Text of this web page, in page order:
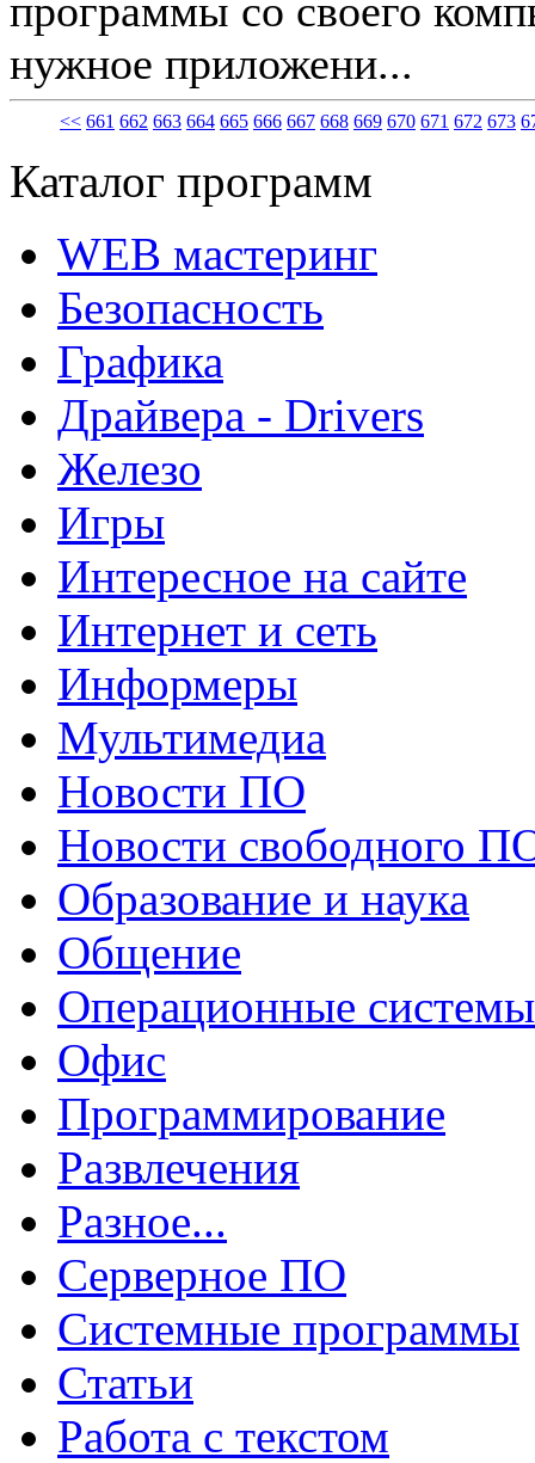
программы со своего
нужное приложени...
<< 661 662 663 664 665 666 667 668 669 670 671 672 673
Каталог программ
WEB мастеринг
Безопасность
Графика
Драйвера - Drivers
Железо
Игры
Интересное на сайте
Интернет и сеть
Информеры
Мультимедиа
Новости ПО
Новости свободного
Образование и наука
Общение
Операционные системы
Офис
Программирование
Развлечения
Разное...
Серверное ПО
Системные программы
Статьи
Работа с текстом